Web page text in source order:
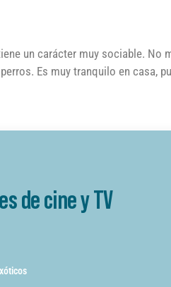
un carácter muy sociable. No
Es muy tranquilo en casa,
de cine y TV